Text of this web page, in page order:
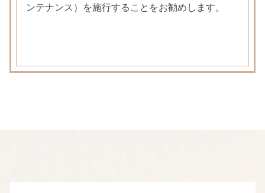
ンテナンス）を施行することをお勧めします。